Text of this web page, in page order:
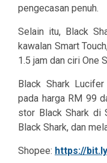
pengecasan penuh.
Selain itu, Black
kawalan Smart
1.5 jam dan ciri One
Black Shark
pada harga RM 99
stor Black Shark di
Black Shark, dan
Shopee: https://